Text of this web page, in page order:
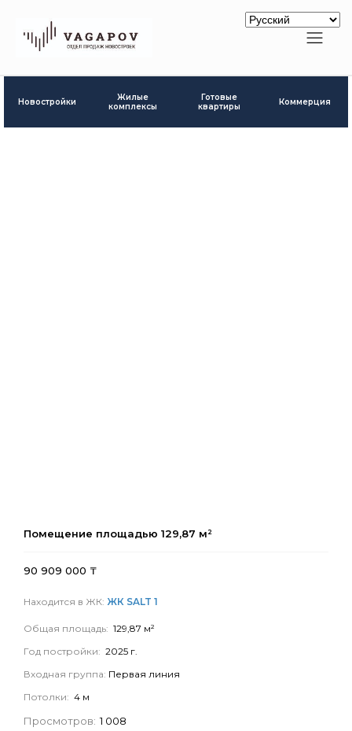
Новостройки
Жилые
комплексы
Готовые
квартиры
Коммерция
Помещение площадью 129,87 м²
90 909 000 ₸
Находится в ЖК: ЖК SALT 1
Общая площадь: 129,87 м²
Год постройки: 2025 г.
Входная группа: Первая линия
Потолки: 4 м
Просмотров: 1 008